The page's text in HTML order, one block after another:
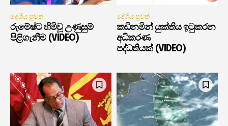
දේශීය පුවත්
රුමේෂ්ට හිමිවූ උණුසුම්
පිළිගැනීම (VIDEO)
දේශීය පුවත්
කඩිනමින් යුක්තිය ඉටුකරන
අධිකරණ
පද්ධතියක් (VIDEO)